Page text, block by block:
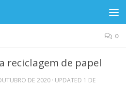
0
reciclagem de papel
DE 2020 · UPDATED 1 DE